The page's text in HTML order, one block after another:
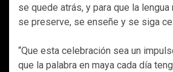
se quede atrás, y para que la lengua
se preserve, se enseñe y se siga
“Que esta celebración sea un
que la palabra en maya cada día